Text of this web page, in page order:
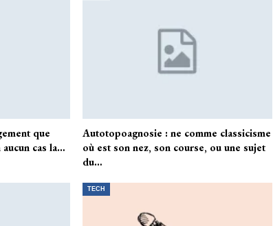
que
aucun cas la…
Autotopoagnosie : ne comme classicisme
où est son nez, son course, ou une sujet
du…
TECH